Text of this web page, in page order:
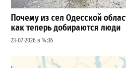
Почему из сел Одесской
как теперь добираются люди
23-07-2026 в 14:36